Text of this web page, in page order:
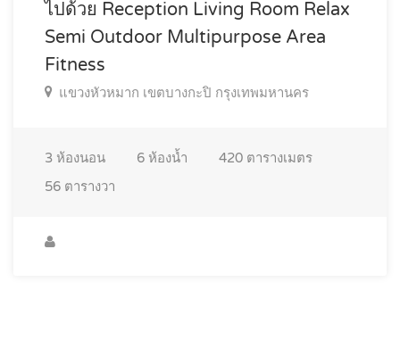
ไปด้วย Reception Living Room Relax
Semi Outdoor Multipurpose Area
Fitness
แขวงหัวหมาก เขตบางกะปิ กรุงเทพมหานคร
3 ห้องนอน 6 ห้องน้ำ 420 ตารางเมตร
56 ตารางวา